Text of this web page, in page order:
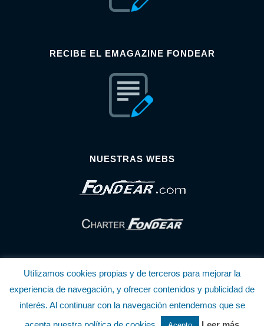
RECIBE EL EMAGAZINE FONDEAR
NUESTRAS WEBS
© Copyright Fondear, S.L.
Utilizamos cookies propias y de terceros para mejorar la
experiencia de navegación, y ofrecer contenidos y publicidad de
interés. Al continuar con la navegación entendemos que se